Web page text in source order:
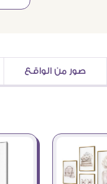
صور من الواقع